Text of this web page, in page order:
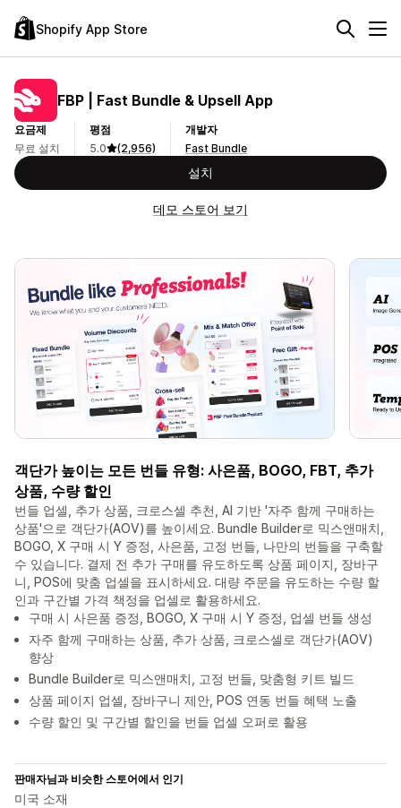
Shopify App Store
FBP | Fast Bundle & Upsell App
요금제
무료 설치
평점
5.0
(2,956)
개발자
Fast Bundle
설치
데모 스토어 보기
객단가 높이는 모든 번들 유형: 사은품, BOGO, FBT, 추가
상품, 수량 할인
번들 업셀, 추가 상품, 크로스셀 추천, AI 기반 '자주 함께 구매하는
상품'으로 객단가(AOV)를 높이세요. Bundle Builder로 믹스앤매치,
BOGO, X 구매 시 Y 증정, 사은품, 고정 번들, 나만의 번들을 구축할
수 있습니다. 결제 전 추가 구매를 유도하도록 상품 페이지, 장바구
니, POS에 맞춤 업셀을 표시하세요. 대량 주문을 유도하는 수량 할
인과 구간별 가격 책정을 업셀로 활용하세요.
구매 시 사은품 증정, BOGO, X 구매 시 Y 증정, 업셀 번들 생성
자주 함께 구매하는 상품, 추가 상품, 크로스셀로 객단가(AOV)
향상
Bundle Builder로 믹스앤매치, 고정 번들, 맞춤형 키트 빌드
상품 페이지 업셀, 장바구니 제안, POS 연동 번들 혜택 노출
수량 할인 및 구간별 할인을 번들 업셀 오퍼로 활용
판매자님과 비슷한 스토어에서 인기
미국 소재